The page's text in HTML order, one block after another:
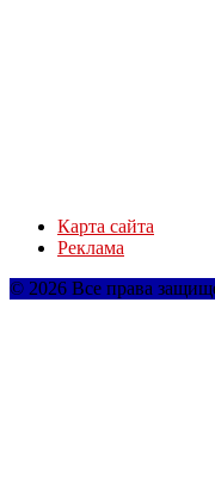
Карта сайта
Реклама
© 2026 Все права